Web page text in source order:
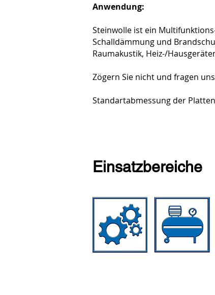
Anwendung:
Steinwolle ist ein
Schalldämmung und
Raumakustik, Heiz-/
Zögern Sie nicht und fragen
Standartabmessung der
Einsatzbereiche